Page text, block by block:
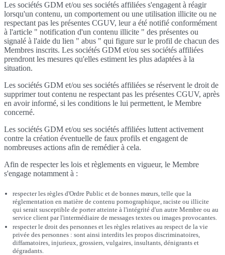
Les sociétés GDM et/ou ses sociétés affiliées s'engagent à réagir
lorsqu'un contenu, un comportement ou une utilisation illicite ou ne
respectant pas les présentes CGUV, leur a été notifié conformément
à l'article " notification d'un contenu illicite " des présentes ou
signalé à l'aide du lien " abus " qui figure sur le profil de chacun des
Membres inscrits. Les sociétés GDM et/ou ses sociétés affiliées
prendront les mesures qu'elles estiment les plus adaptées à la
situation.
Les sociétés GDM et/ou ses sociétés affiliées se réservent le droit de
supprimer tout contenu ne respectant pas les présentes CGUV, après
en avoir informé, si les conditions le lui permettent, le Membre
concerné.
Les sociétés GDM et/ou ses sociétés affiliées luttent activement
contre la création éventuelle de faux profils et engagent de
nombreuses actions afin de remédier à cela.
Afin de respecter les lois et règlements en vigueur, le Membre
s'engage notamment à :
respecter les règles d'Ordre Public et de bonnes mœurs, telle que la
réglementation en matière de contenu pornographique, raciste ou illicite
qui serait susceptible de porter atteinte à l'intégrité d'un autre Membre ou au
service client par l'intermédiaire de messages textes ou images provocantes.
respecter le droit des personnes et les règles relatives au respect de la vie
privée des personnes : sont ainsi interdits les propos discriminatoires,
diffamatoires, injurieux, grossiers, vulgaires, insultants, dénigrants et
dégradants.